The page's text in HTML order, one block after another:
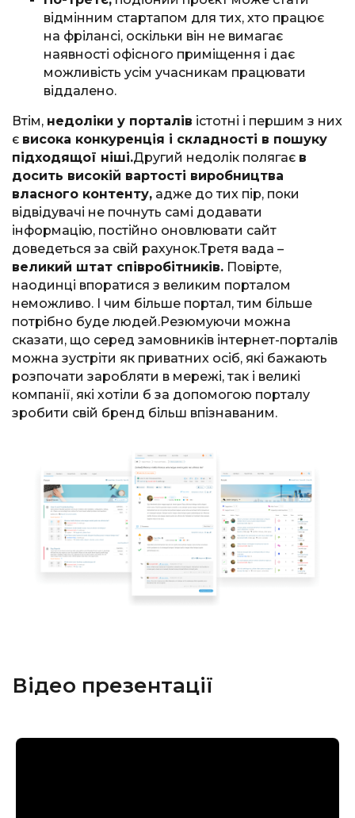
відмінним стартапом для тих, хто працює
на фрілансі, оскільки він не вимагає
наявності офісного приміщення і дає
можливість усім учасникам працювати
віддалено.
Втім, недоліки у порталів істотні і першим з них
є висока конкуренція і складності в пошуку
підходящої ніші.Другий недолік полягає в
досить високій вартості виробництва
власного контенту, адже до тих пір, поки
відвідувачі не почнуть самі додавати
інформацію, постійно оновлювати сайт
доведеться за свій рахунок.Третя вада –
великий штат співробітників. Повірте,
наодинці впоратися з великим порталом
неможливо. І чим більше портал, тим більше
потрібно буде людей.Резюмуючи можна
сказати, що серед замовників інтернет-порталів
можна зустріти як приватних осіб, які бажають
розпочати заробляти в мережі, так і великі
компанії, які хотіли б за допомогою порталу
зробити свій бренд більш впізнаваним.
Відео презентації